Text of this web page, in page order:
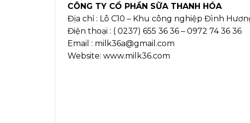
CÔNG TY CỔ PHẦN SỮA THANH HÓA
Địa chỉ : Lô C10 – Khu công nghiệp Đình
Điện thoại : ( 0237) 655 36 36 – 0972 74 36 36
Email : milk36a@gmail.com
Website: www.milk36.com